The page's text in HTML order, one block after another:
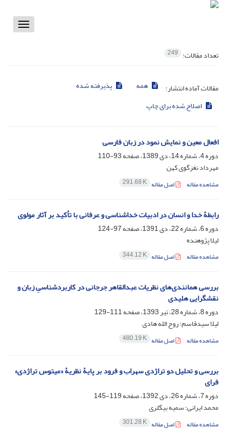
Toggle
تعداد مقالات: 249
مقالات آماده انتشار: همه
پذیرفته شده
اصلاح شده برای چاپ
افعال معین و نمایش نمود در زبان فارسی
دوره 4، شماره 14، دی 1389، صفحه
93-110
مهرداد نغزگوی کهن
مشاهده مقاله اصل مقاله 291.68 K
رابطۀ خدا و انسان در ادبیات خداشناسی و عرفانی با تأکید بر آثار مولوی
دوره 6، شماره 22، دی 1391، صفحه
97-124
لیلا پژوهنده
مشاهده مقاله اصل مقاله 344.12 K
بررسی همانندی‌های نظریات عبدالقاهر جرجانی در کاربردشناسیِ زبان و
نقشگرایی هلیدی
دوره 8، شماره 28، تیر 1393، صفحه
111-129
لیلا سیدقاسم؛ روح الله هادی
مشاهده مقاله اصل مقاله 480.19 K
بررسی و تحلیل دو تراژدی سهراب و فرود بر پایۀ نظریۀ «میتوس تراژدی»
فرای
دوره 7، شماره 26، دی 1392، صفحه
119-145
محمد ایرانی؛ سمیه بیگلری
مشاهده مقاله اصل مقاله 301.28 K